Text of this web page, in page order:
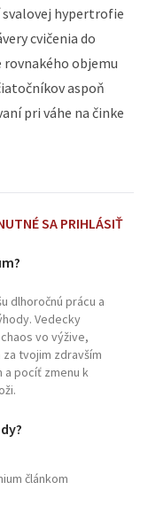
hypertrofie
cvičenia do
rovnakého objemu
aspoň
pri váhe na činke
SA PRIHLÁSIŤ
dlhoročnú prácu a
Vedecky
vo výžive,
tvojim zdravším
a pocíť zmenu k
článkom